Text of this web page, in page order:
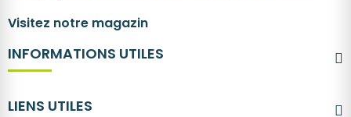
Visitez notre magazin
INFORMATIONS UTILES
LIENS UTILES